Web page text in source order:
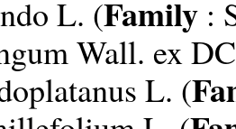
L. (Family :
Wall. ex
L. (